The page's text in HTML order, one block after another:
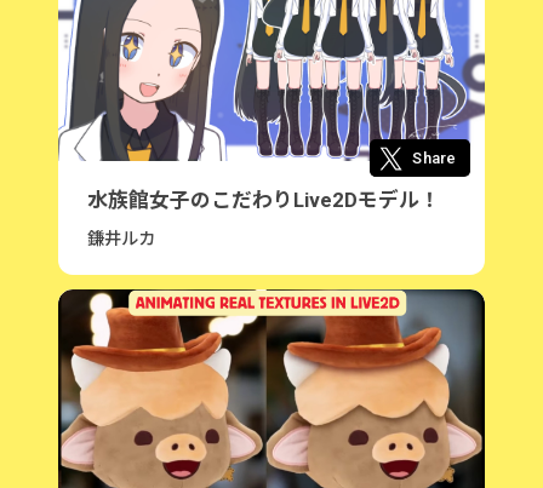
水族館女子のこだわりLive2Dモデル！
鎌井ルカ
Share